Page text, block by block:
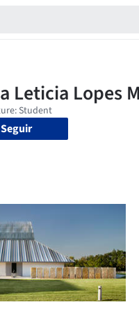
Seguir